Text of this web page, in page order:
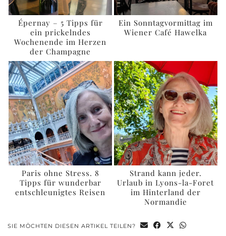
Épernay – 5 Tipps für
ein prickelndes
Wochenende im Herzen
der Champagne
Ein Sonntagvormittag im
Wiener Café Hawelka
Paris ohne Stress. 8
Tipps für wunderbar
entschleunigtes Reisen
Strand kann jeder.
Urlaub in Lyons-la-Foret
im Hinterland der
Normandie
SIE MÖCHTEN DIESEN ARTIKEL TEILEN?